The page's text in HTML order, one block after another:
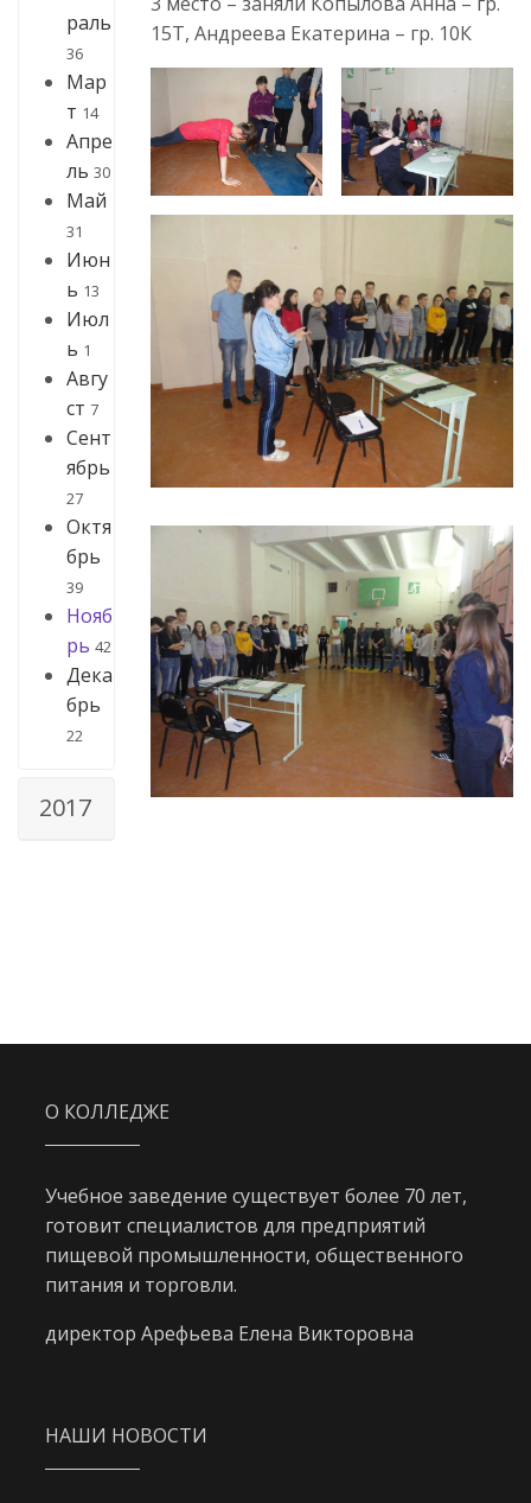
раль
36
Мар
т 14
Апре
ль 30
Май
31
Июн
ь 13
Июл
ь 1
Авгу
ст 7
Сент
ябрь
27
Октя
брь
39
Нояб
рь 42
Дека
брь
22
2017
15Т, Андреева Екатерина – гр. 10К
О КОЛЛЕДЖЕ
Учебное заведение существует более 70 лет,
готовит специалистов для предприятий
пищевой промышленности, общественного
питания и торговли.
директор Арефьева Елена Викторовна
НАШИ НОВОСТИ